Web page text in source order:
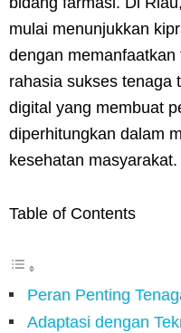
mulai menunjukkan
dengan
rahasia sukses tenaga
digital yang membuat
diperhitungkan dalam
kesehatan masyarakat.
Table of Contents
Peran Penting
Adaptasi dengan